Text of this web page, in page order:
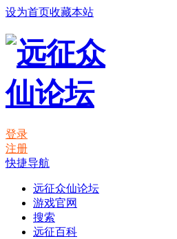
设为首页收藏本站
登录
注册
快捷导航
远征众仙论坛
游戏官网
搜索
远征百科